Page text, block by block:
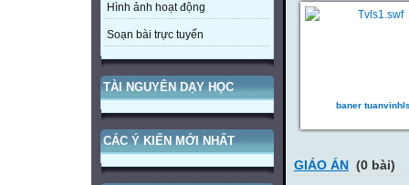
Hình ảnh hoạt động
Soạn bài trực tuyến
TÀI NGUYÊN DẠY HỌC
CÁC Ý KIẾN MỚI NHẤT
baner
GIÁO ÁN (0 bài)